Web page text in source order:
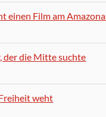
einen Film am
der die Mitte suchte
weht